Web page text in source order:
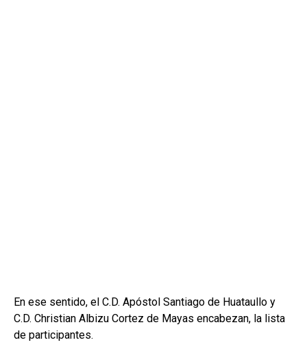
En ese sentido, el C.D. Apóstol Santiago de Huataullo y
C.D. Christian Albizu Cortez de Mayas encabezan, la lista
de participantes.